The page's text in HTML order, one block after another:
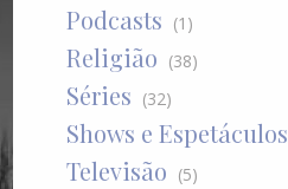
Podcasts (1)
Religião (38)
Séries (32)
Shows e Espetáculos
Televisão (5)